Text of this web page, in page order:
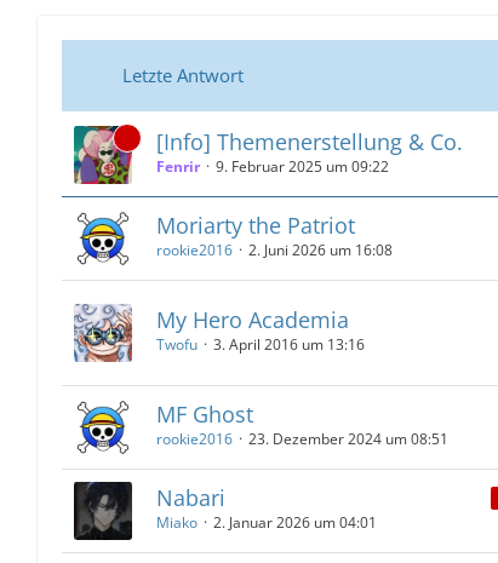
Letzte Antwort
[Info] Themenerstellung & Co.
Fenrir 9. Februar 2025 um 09:22
Moriarty the Patriot
rookie2016 2. Juni 2026 um 16:08
My Hero Academia
Twofu 3. April 2016 um 13:16
MF Ghost
rookie2016 23. Dezember 2024 um 08:51
Nabari
Miako 2. Januar 2026 um 04:01